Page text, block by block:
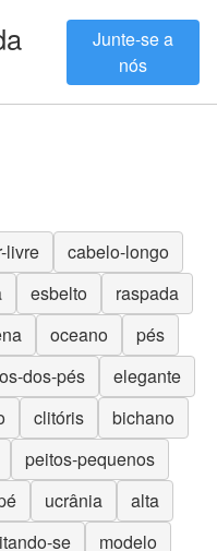
Junte-se a
nós
livre
cabelo-longo
esbelto
raspada
oceano
pés
dos-pés
elegante
clitóris
bichano
peitos-pequenos
ucrânia
alta
se
modelo